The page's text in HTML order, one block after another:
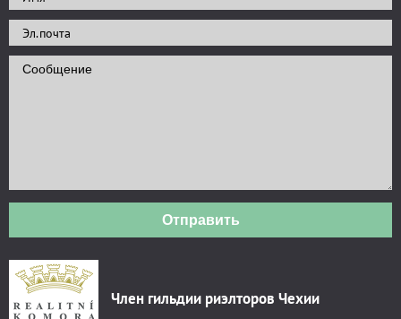
Отправить
Член гильдии риэлторов Чехии